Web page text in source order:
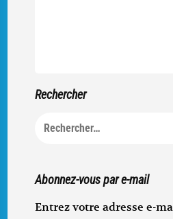
Rechercher
Rechercher :
Abonnez-vous par e-mail
Entrez votre adresse e-